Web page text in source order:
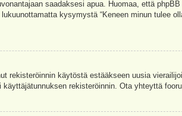
saadaksesi apua. Huomaa, että
kysymystä “Keneen minun tulee
rekisteröinnin käytöstä estääkseen uusia
rekisteröinnin. Ota yhteyttä